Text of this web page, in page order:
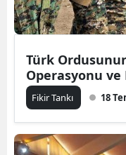
Türk
Operasyonu
Fikir Tankı 18